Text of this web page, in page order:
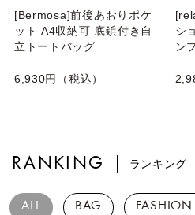
[Bermosa]前後あおりポケ
ット A4収納可 底鋲付き自
立トートバッグ
6,930円（税込）
シ
ン
RANKING ランキング
ALL BAG